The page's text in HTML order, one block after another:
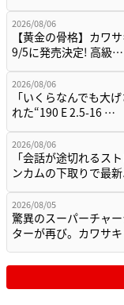
2026/08/06
【黄金の骨格】カワ
9/5に発売決定! 高級…
2026/08/06
「いくらなんでも大
れた“190 E 2.5-16 …
2026/08/06
「会話が途切れるス
ンカムの下取りで最
2026/08/05
驚異のスーパーチャ
ターが再び。カワサ